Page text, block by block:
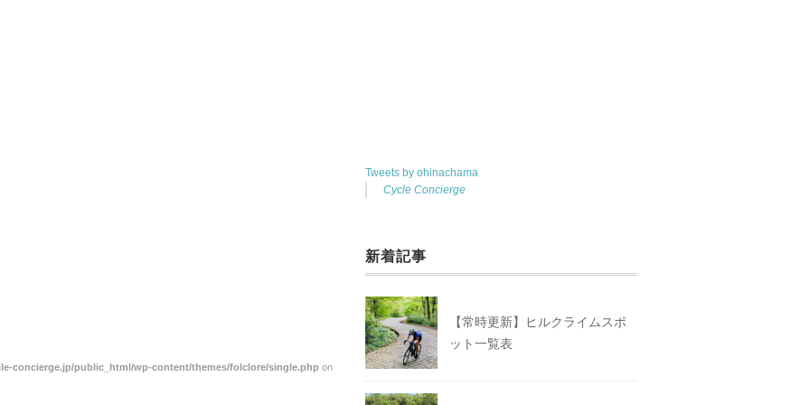
concierge.jp/public_html/wp-content/themes/folclore/single.php on
Tweets by ohinachama
Cycle Concierge
新着記事
【常時更新】ヒルクライムスポ
ット一覧表